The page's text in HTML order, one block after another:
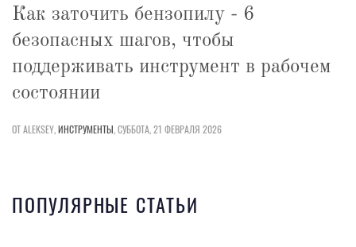
Как заточить бензопилу - 6
безопасных шагов, чтобы
поддерживать инструмент в рабочем
состоянии
ОТ ALEKSEY,ИНСТРУМЕНТЫ,СУББОТА, 21 ФЕВРАЛЯ 2026
ПОПУЛЯРНЫЕ СТАТЬИ